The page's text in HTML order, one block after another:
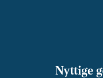
Nyttige